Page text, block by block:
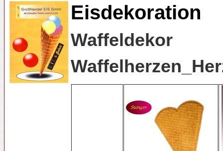
Eisdekoration
Waffeldekor